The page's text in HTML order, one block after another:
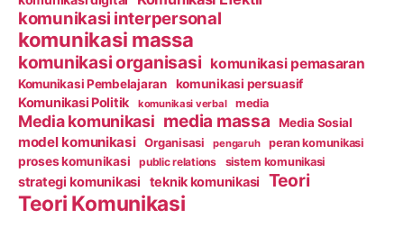
komunikasi interpersonal
komunikasi massa
komunikasi organisasi komunikasi pemasaran
Komunikasi Pembelajaran komunikasi persuasif
Komunikasi Politik komunikasi verbal media
Media komunikasi media massa Media Sosial
model komunikasi Organisasi pengaruh peran komunikasi
proses komunikasi public relations sistem komunikasi
strategi komunikasi teknik komunikasi Teori
Teori Komunikasi